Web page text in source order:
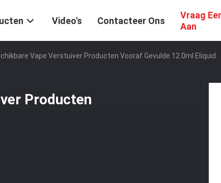
Video's Contacteer Ons
Vraag
Aan
Vape Verstuiver Producten Vooraf Gevulde 12.0ml Eliquid
Producten